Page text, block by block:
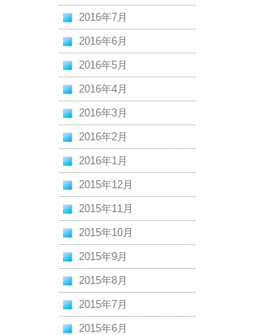
2016年7月
2016年6月
2016年5月
2016年4月
2016年3月
2016年2月
2016年1月
2015年12月
2015年11月
2015年10月
2015年9月
2015年8月
2015年7月
2015年6月